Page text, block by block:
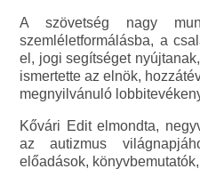
A szövetség nagy
szemléletformálásba, a
el, jogi segítséget
ismertette az elnök,
megnyilvánuló
Kővári Edit elmondta,
az autizmus
előadások,